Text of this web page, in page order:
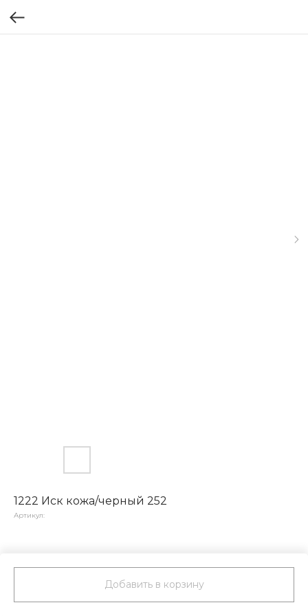
1222 Иск кожа/черный 252
Артикул:
Добавить в корзину